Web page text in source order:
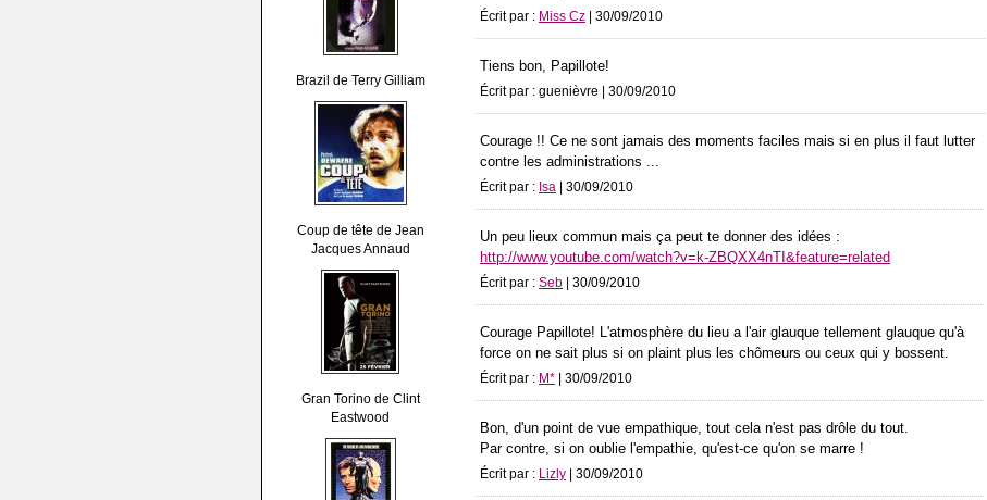
Brazil de Terry Gilliam
Coup de tête de Jean
Jacques Annaud
Gran Torino de Clint
Eastwood
Écrit par : Miss Cz | 30/09/2010
Tiens bon, Papillote!
Écrit par : guenièvre | 30/09/2010
Courage !! Ce ne sont jamais des moments faciles mais si en plus il faut lutter
contre les administrations ...
Écrit par : Isa | 30/09/2010
Un peu lieux commun mais ça peut te donner des idées :
http://www.youtube.com/watch?v=k-ZBQXX4nTI&feature=related
Écrit par : Seb | 30/09/2010
Courage Papillote! L'atmosphère du lieu a l'air glauque tellement glauque qu'à
force on ne sait plus si on plaint plus les chômeurs ou ceux qui y bossent.
Écrit par : M* | 30/09/2010
Bon, d'un point de vue empathique, tout cela n'est pas drôle du tout.
Par contre, si on oublie l'empathie, qu'est-ce qu'on se marre !
Écrit par : Lizly | 30/09/2010